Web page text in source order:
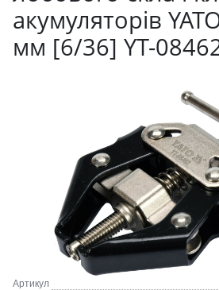
акумуляторів
мм [6/36] YT-
Артикул